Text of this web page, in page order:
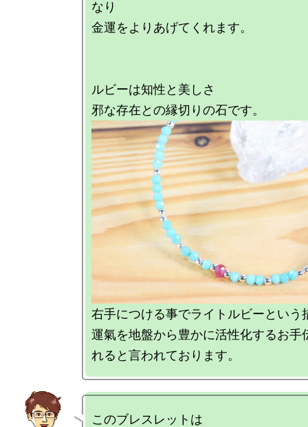
なり
金運をよりあげてくれます。
ルビーは知性と美しさ
右手につける事でライトルビーという
運氣を地盤から豊かに活性化するお手
このブレスレットは